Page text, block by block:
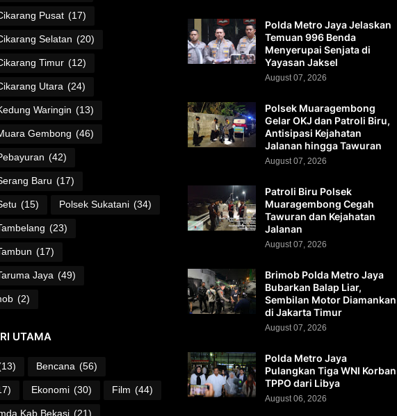
Pusat (17)
Selatan (20)
Timur (12)
Utara (24)
Waringin (13)
Gembong (46)
(42)
Baru (17)
(15) Polsek Sukatani (34)
(23)
(17)
Jaya (49)
(2)
UTAMA
Bencana (56)
Ekonomi (30) Film (44)
Kab Bekasi (21)
Polda Metro Jaya Jelaskan
Temuan 996 Benda
Menyerupai Senjata di
Yayasan Jaksel
August 07, 2026
Polsek Muaragembong
Gelar OKJ dan Patroli Biru,
Antisipasi Kejahatan
Jalanan hingga Tawuran
August 07, 2026
Patroli Biru Polsek
Muaragembong Cegah
Tawuran dan Kejahatan
Jalanan
August 07, 2026
Brimob Polda Metro Jaya
Bubarkan Balap Liar,
Sembilan Motor Diamankan
di Jakarta Timur
August 07, 2026
Polda Metro Jaya
Pulangkan Tiga WNI Korban
TPPO dari Libya
August 06, 2026